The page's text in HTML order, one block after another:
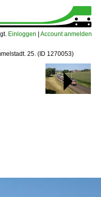
Einloggen Account anmelden
25. (ID 1270053)